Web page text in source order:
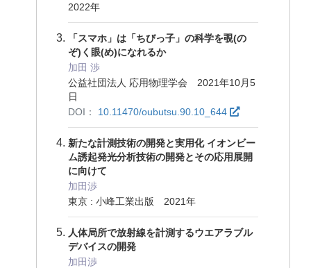
2022年
「スマホ」は「ちびっ子」の科学を覗(の
ぞ)く眼(め)になれるか
加田 渉
公益社団法人 応用物理学会 2021年10月5
日
DOI：
10.11470/oubutsu.90.10_644
新たな計測技術の開発と実用化 イオンビー
ム誘起発光分析技術の開発とその応用展開
に向けて
加田渉
東京 : 小峰工業出版 2021年
人体局所で放射線を計測するウエアラブル
デバイスの開発
加田渉